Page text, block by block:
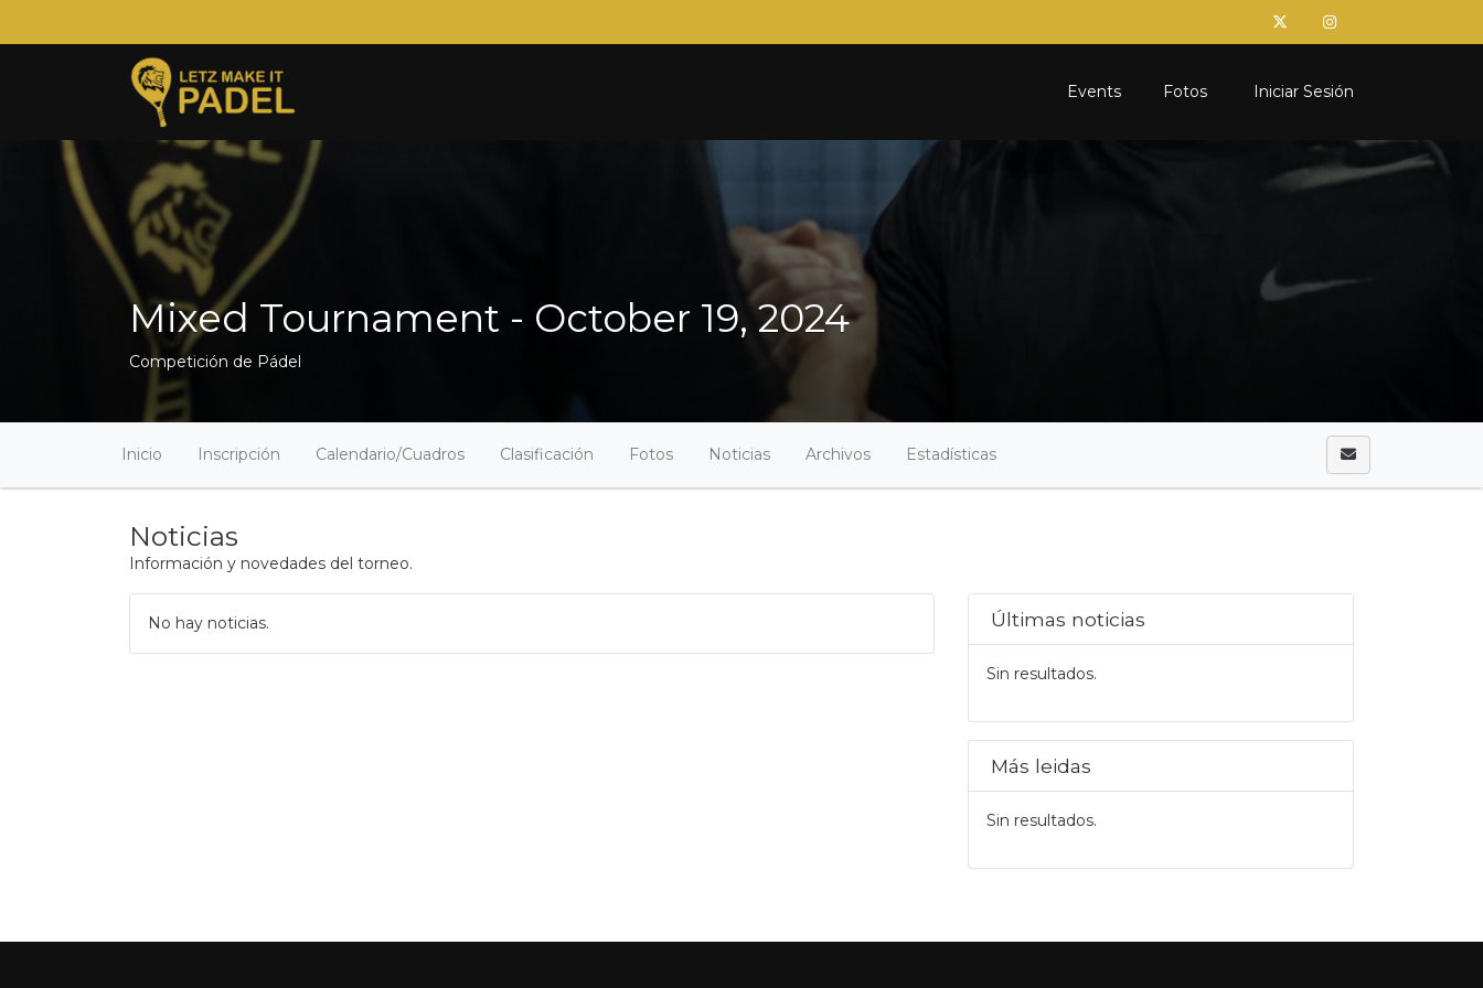
Events Fotos Iniciar Sesión
Mixed Tournament - October 19, 2024
Competición de Pádel
Inicio Inscripción Calendario/Cuadros Clasificación Fotos Noticias Archivos Estadísticas
Noticias
Información y novedades del torneo.
No hay noticias. Últimas noticias
Sin resultados.
Más leidas
Sin resultados.